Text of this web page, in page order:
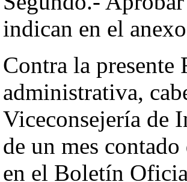
indican en el
Contra la presente
administrativa,
Viceconsejería de
de un mes
en el Boletín